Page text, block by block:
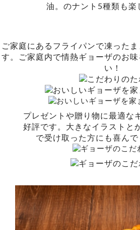
油。のナント5種類も楽
ご家庭にあるフライパンで凍った
す。ご家庭内で情熱ギョーザのお
い！
プレゼントや贈り物に最適な
好評です。大きなイラストと
で受け取った方にも喜んで